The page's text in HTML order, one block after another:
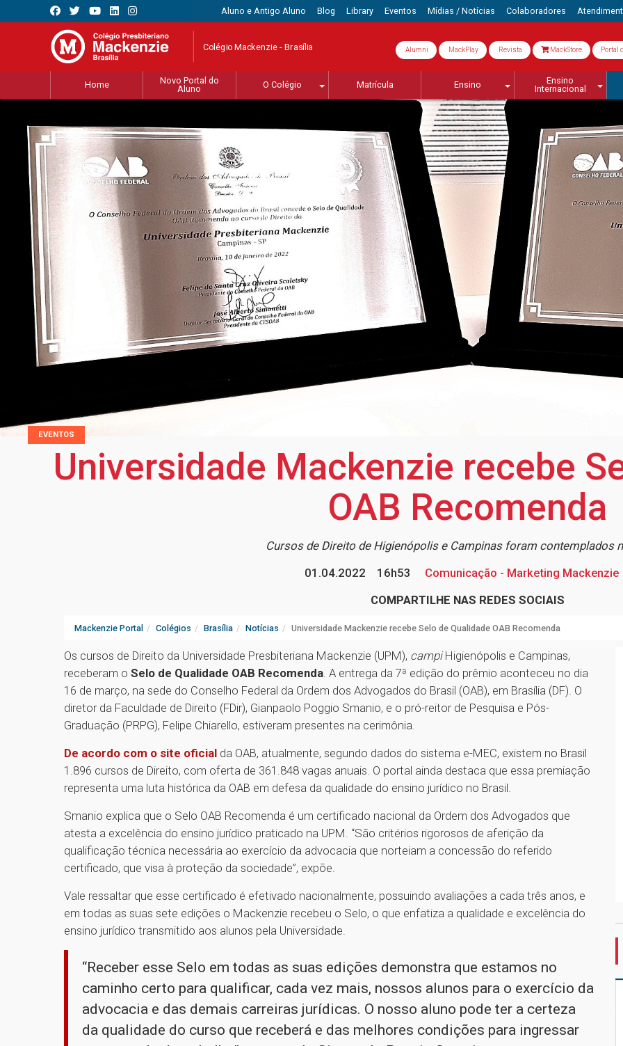
Aluno e Antigo Aluno Blog Library Eventos Mídias / Notícias Colaboradores
Colégio Mackenzie - Brasília Alumni MackPlay Revista MackStore Portal
Home
Novo Portal do
Aluno
O Colégio Matrícula Ensino
Ensino
Internacional
EVENTOS
Universidade Mackenzie recebe
OAB Recomenda
Cursos de Direito de Higienópolis e Campinas foram contemplados
01.04.2022
16h53
Comunicação - Marketing Mackenzie
COMPARTILHE NAS REDES SOCIAIS
Mackenzie Portal Colégios Brasília Notícias Universidade Mackenzie recebe Selo de Qualidade OAB Recomenda
Os cursos de Direito da Universidade Presbiteriana Mackenzie (UPM), campiHigienópolis e Campinas,
receberam o Selo de Qualidade OAB Recomenda. A entrega da 7ª edição do prêmio aconteceu no dia
16 de março, na sede do Conselho Federal da Ordem dos Advogados do Brasil (OAB), em Brasília (DF). O
diretor da Faculdade de Direito (FDir), Gianpaolo Poggio Smanio, e o pró-reitor de Pesquisa e Pós-
Graduação (PRPG), Felipe Chiarello, estiveram presentes na cerimônia.
De acordo com o site oficial da OAB, atualmente, segundo dados do sistema e-MEC, existem no Brasil
1.896 cursos de Direito, com oferta de 361.848 vagas anuais. O portal ainda destaca que essa premiação
representa uma luta histórica da OAB em defesa da qualidade do ensino jurídico no Brasil.
Smanio explica que o Selo OAB Recomenda é um certificado nacional da Ordem dos Advogados que
atesta a excelência do ensino jurídico praticado na UPM. “São critérios rigorosos de aferição da
qualificação técnica necessária ao exercício da advocacia que norteiam a concessão do referido
certificado, que visa à proteção da sociedade”, expõe.
Vale ressaltar que esse certificado é efetivado nacionalmente, possuindo avaliações a cada três anos, e
em todas as suas sete edições o Mackenzie recebeu o Selo, o que enfatiza a qualidade e excelência do
ensino jurídico transmitido aos alunos pela Universidade.
“Receber esse Selo em todas as suas edições demonstra que estamos no
caminho certo para qualificar, cada vez mais, nossos alunos para o exercício da
advocacia e das demais carreiras jurídicas. O nosso aluno pode ter a certeza
da qualidade do curso que receberá e das melhores condições para ingressar